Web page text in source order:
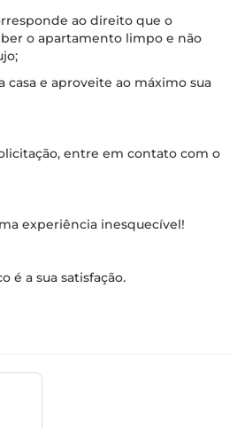
ao direito que o
o apartamento limpo e não
casa e aproveite ao máximo sua
entre em contato com o
experiência inesquecível!
é a sua satisfação.